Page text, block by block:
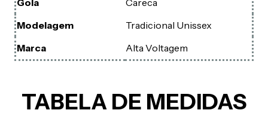
Modelagem
Tradicional Unissex
Marca
Alta Voltagem
TABELA DE MEDIDAS